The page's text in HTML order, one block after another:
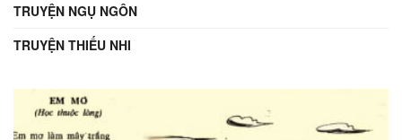
TRUYỆN NGỤ NGÔN
TRUYỆN THIẾU NHI